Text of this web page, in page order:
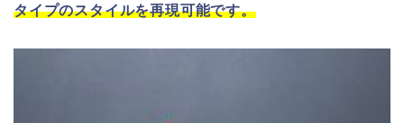
タイプのスタイルを再現可能です。